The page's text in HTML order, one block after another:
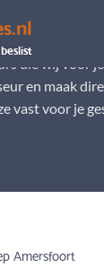
die wij voor
en maak
vast voor je
Amersfoort